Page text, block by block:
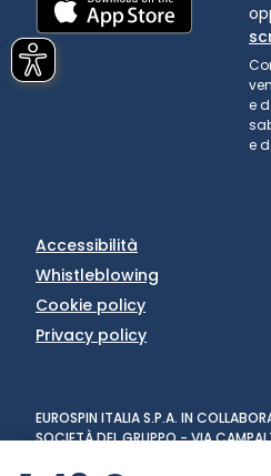
e
e
Accessibilità
Whistleblowing
Cookie policy
Privacy policy
EUROSPIN ITALIA S.P.A. IN
SOCIETÀ DEL GRUPPO - VIA
MARTINO BUON ALBERGO (VR) -